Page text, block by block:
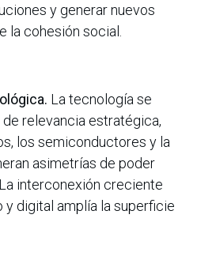
y generar nuevos
la cohesión social.
La tecnología se
relevancia estratégica,
los semiconductores y la
asimetrías de poder
interconexión creciente
digital amplía la superficie